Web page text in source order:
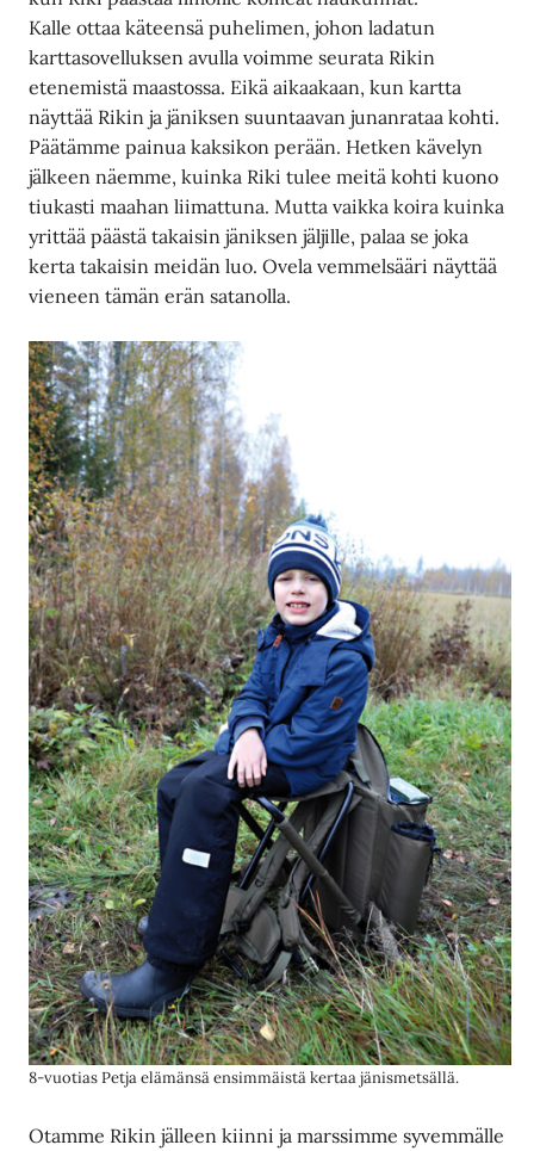
Kalle ottaa käteensä puhelimen, johon ladatun
karttasovelluksen avulla voimme seurata Rikin
etenemistä maastossa. Eikä aikaakaan, kun kartta
näyttää Rikin ja jäniksen suuntaavan junanrataa kohti.
Päätämme painua kaksikon perään. Hetken kävelyn
jälkeen näemme, kuinka Riki tulee meitä kohti kuono
tiukasti maahan liimattuna. Mutta vaikka koira kuinka
yrittää päästä takaisin jäniksen jäljille, palaa se joka
kerta takaisin meidän luo. Ovela vemmelsääri näyttää
vieneen tämän erän satanolla.
8-vuotias Petja elämänsä ensimmäistä kertaa jänismetsällä.
Otamme Rikin jälleen kiinni ja marssimme syvemmälle